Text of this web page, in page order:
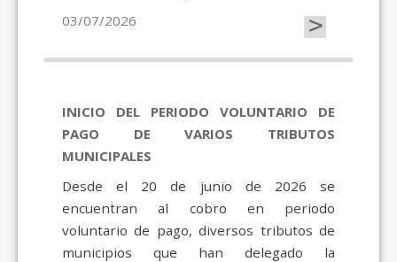
03/07/2026
>
INICIO DEL PERIODO VOLUNTARIO DE
PAGO DE VARIOS TRIBUTOS
MUNICIPALES
Desde el 20 de junio de 2026 se
encuentran al cobro en periodo
voluntario de pago, diversos tributos de
municipios que han delegado la